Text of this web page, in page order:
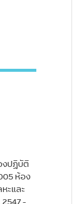
งปฏิบัติ
ห้อง
ะและ